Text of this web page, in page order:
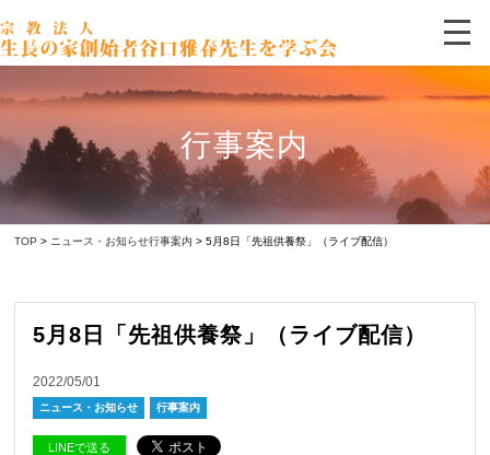
行事案内
TOP > ニュース・お知らせ行事案内 > 5月8日「先祖供養祭」（ライブ配信）
5月8日「先祖供養祭」（ライブ配信）
2022/05/01
ニュース・お知らせ 行事案内
LINEで送る